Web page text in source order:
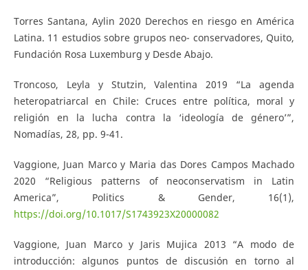
Torres Santana, Aylin 2020 Derechos en riesgo en América
Latina. 11 estudios sobre grupos neo- conservadores, Quito,
Fundación Rosa Luxemburg y Desde Abajo.
Troncoso, Leyla y Stutzin, Valentina 2019 “La agenda
heteropatriarcal en Chile: Cruces entre política, moral y
religión en la lucha contra la ‘ideología de género’”,
Nomadías, 28, pp. 9-41.
Vaggione, Juan Marco y Maria das Dores Campos Machado
2020 “Religious patterns of neoconservatism in Latin
America”, Politics & Gender, 16(1),
https://doi.org/10.1017/S1743923X20000082
Vaggione, Juan Marco y Jaris Mujica 2013 “A modo de
introducción: algunos puntos de discusión en torno al